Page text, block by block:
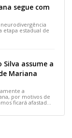
segue com
etapa estadual de
Silva assume a
Mariana
a
por motivos de
ficará afastado